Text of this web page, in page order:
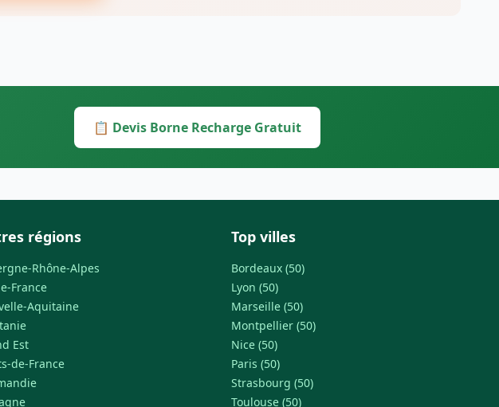
📋 Devis Borne Recharge Gratuit
régions
Rhône-Alpes
France
Aquitaine
Est
de-France
Top villes
Bordeaux (50)
Lyon (50)
Marseille (50)
Montpellier (50)
Nice (50)
Paris (50)
Strasbourg (50)
Toulouse (50)